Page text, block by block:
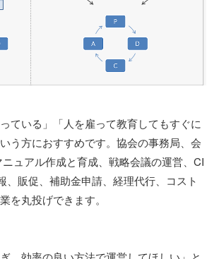
ている」「人を雇って教育してもすぐに
う方におすすめです。協会の事務局、会
ュアル作成と育成、戦略会議の運営、CI
、販促、補助金申請、経理代行、コスト
を丸投げできます。